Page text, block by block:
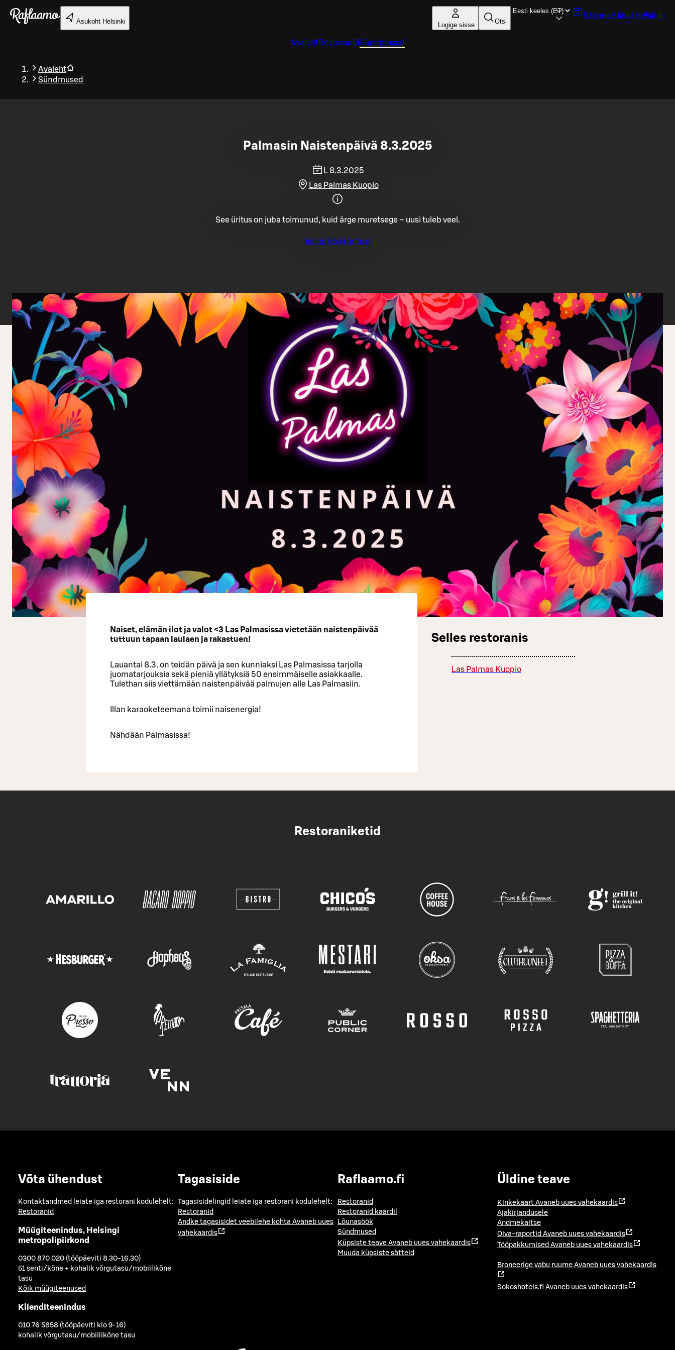
Liigu peamise sisu juurde
Asukoht Helsinki Logige sisse Otsi
Broneeri laud Helsinki
AvalehtRestoranidSündmused
Avaleht
Sündmused
Tagasi
Palmasin Naistenpäivä 8.3.2025
L 8.3.2025
Las Palmas Kuopio
See üritus on juba toimunud, kuid ärge muretsege – uusi tuleb veel.
Vaata kõiki üritusi
Naiset, elämän ilot ja valot <3 Las Palmasissa vietetään naistenpäivää
tuttuun tapaan laulaen ja rakastuen!
Lauantai 8.3. on teidän päivä ja sen kunniaksi Las Palmasissa tarjolla
juomatarjouksia sekä pieniä yllätyksiä 50 ensimmäiselle asiakkaalle.
Tulethan siis viettämään naistenpäivää palmujen alle Las Palmasiin.
Illan karaoketeemana toimii naisenergia!
Nähdään Palmasissa!
Selles restoranis
Las Palmas Kuopio
Restoraniketid
Võta ühendust
Kontaktandmed leiate iga restorani kodulehelt:
Restoranid
Müügiteenindus, Helsingi
metropolipiirkond
0300 870 020 (tööpäeviti 8.30-16.30)
51 senti/kõne + kohalik võrgutasu/mobiilikõne
tasu
Kõik müügiteenused
Klienditeenindus
010 76 5858 (tööpäeviti klo 9-16)
kohalik võrgutasu/mobiilikõne tasu
Tagasiside
Tagasisidelingid leiate iga restorani kodulehelt:
Restoranid
Andke tagasisidet veebilehe kohta Avaneb uues
vahekaardis
Raflaamo.fi
Restoranid
Restoranid kaardil
Lõunasöök
Sündmused
Küpsiste teave Avaneb uues vahekaardis
Muuda küpsiste sätteid
Üldine teave
Kinkekaart Avaneb uues vahekaardis
Ajakirjandusele
Andmekaitse
Oiva-raportid Avaneb uues vahekaardis
Tööpakkumised Avaneb uues vahekaardis
Broneerige vabu ruume Avaneb uues vahekaardis
Sokoshotels.fi Avaneb uues vahekaardis